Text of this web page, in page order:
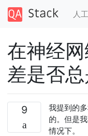
人
在神经
差是否
9
我提到的
的。但是
情况下。